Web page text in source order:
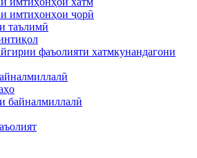
имтиҳонҳои ҷорӣ
таълимӣ
фаъолияти хатмкунандагони
байналмиллалӣ